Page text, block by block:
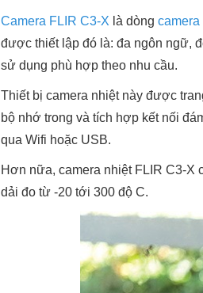
Camera FLIR C3-X là dòng camera
được thiết lập đó là: đa ngôn ngữ,
sử dụng phù hợp theo nhu cầu.
Thiết bị camera nhiệt này được
bộ nhớ trong và tích hợp kết nối
qua Wifi hoặc USB.
Hơn nữa, camera nhiệt FLIR C3-X
dải đo từ -20 tới 300 độ C.